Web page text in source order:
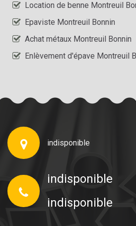
Location de benne Montreuil
Epaviste Montreuil Bonnin
Achat métaux Montreuil Bonnin
Enlèvement d'épave Montreuil
indisponible
indisponible
indisponible